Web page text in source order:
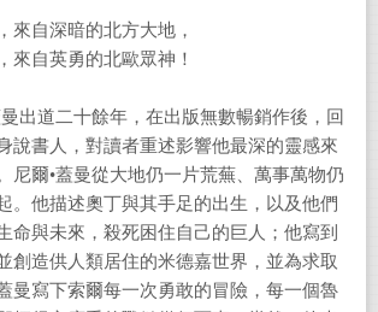
來自深暗的北方大地，
來自英勇的北歐眾神！
出道二十餘年，在出版無數暢銷作後，回
說書人，對讀者重述影響他最深的靈感來
爾•蓋曼從大地仍一片荒蕪、萬事萬物仍
。他描述奧丁與其手足的出生，以及他們
命與未來，殺死困住自己的巨人；他寫到
創造供人類居住的米德嘉世界，並為求取
曼寫下索爾每一次勇敢的冒險，每一個魯